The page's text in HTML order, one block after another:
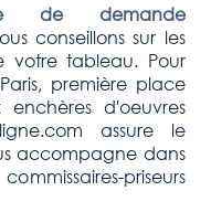
de demande
conseillons sur les
votre tableau. Pour
première place
d'oeuvres
assure le
accompagne dans
priseurs